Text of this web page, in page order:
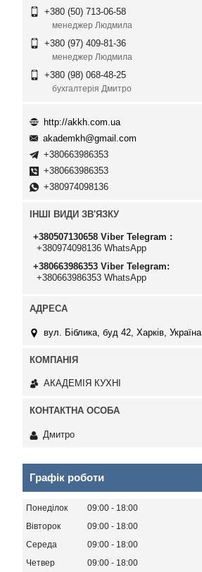
+380 (50) 713-06-58
менеджер Людмила
+380 (97) 409-81-36
менеджер Людмила
+380 (98) 068-48-25
бухгалтерія Дмитро
http://akkh.com.ua
akademkh@gmail.com
+380663986353
+380663986353
+380974098136
ІНШІ ВИДИ ЗВ'ЯЗКУ
+380507130658 Viber Telegram
+380974098136 WhatsApp
+380663986353 Viber Telegram
+380663986353 WhatsApp
вул. Біблика, буд 42, Харків, Україна
АКАДЕМІЯ КУХНІ
Дмитро
Графік роботи
Понеділок 09:00
18:00
Вівторок
09:00
18:00
Середа
09:00
18:00
Четвер
09:00 18:00